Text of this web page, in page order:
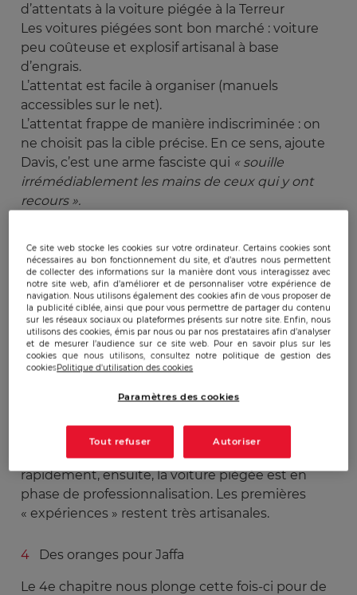
d’attentats à la voiture piégée à la Terreur
Les voitures piégées sont bon marché : voiture
peu coûteuse et explosif artisanal à base
d’engrais.
L’attentat est facile à organiser (manuels
accessibles sur le net).
L’attentat frappe de manière indiscriminée : on
ne choisit pas la cible précise. En ce sens, ajoute
Davis, c’est une arme fasciste qui « souille
irrémédiablement les mains de ceux qui y ont
recours ».
qu’aux services officiels de s’en servir
Enfin, le rôle exceptionnel qu’elle offre à des
groupes marginaux, en ce sens la voiture piégée
réduit l’asymétrie entre deux adversaires.
Détonations préliminaires
premières explosions à la voiture piégée. L’auteur
d’abord, les premières cibles sont politiques
(armées, politiciens), ce qui changera
rapidement, ensuite, la voiture piégée est en
phase de professionnalisation. Les premières
« expériences » restent très artisanales.
Des oranges pour Jaffa
Le 4e chapitre nous plonge cette fois-ci pour de
Ce site web stocke les cookies sur votre ordinateur. Certains cookies sont
nécessaires au bon fonctionnement du site, et d’autres nous permettent
de collecter des informations sur la manière dont vous interagissez avec
notre site web, afin d’améliorer et de personnaliser votre expérience de
navigation. Nous utilisons également des cookies afin de vous proposer de
la publicité ciblée, ainsi que pour vous permettre de partager du contenu
sur les réseaux sociaux ou plateformes présents sur notre site. Enfin, nous
utilisons des cookies, émis par nous ou par nos prestataires afin d’analyser
et de mesurer l’audience sur ce site web. Pour en savoir plus sur les
cookies que nous utilisons, consultez notre politique de gestion des
cookiesPolitique d'utilisation des cookies
Paramètres des cookies
Tout refuser Autoriser